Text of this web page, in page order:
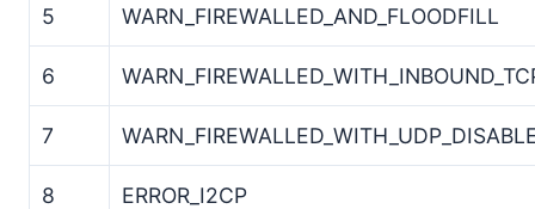
5 WARN_FIREWALLED_AND_FLOODFILL
6
7
8 ERROR_I2CP